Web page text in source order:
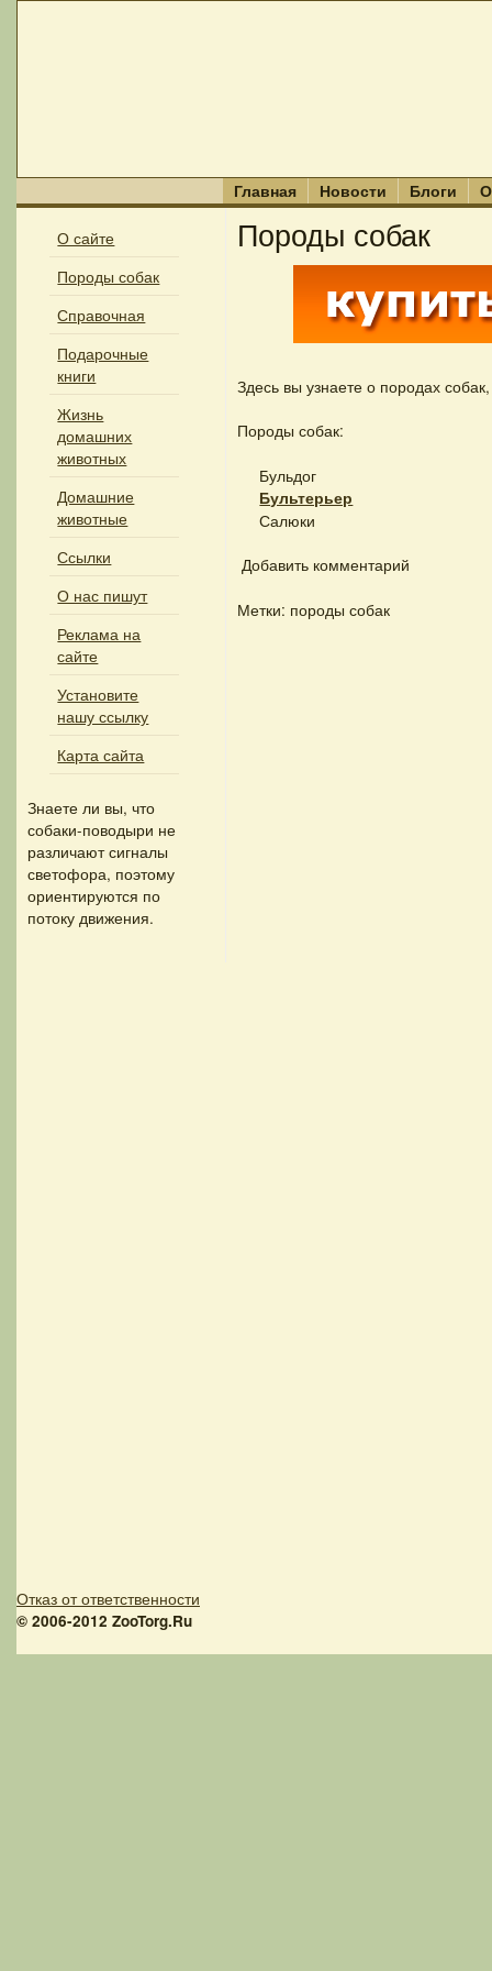
Главная Новости Блоги
О сайте
Породы собак
Справочная
Подарочные
книги
Жизнь
домашних
животных
Домашние
животные
Ссылки
О нас пишут
Реклама на
сайте
Установите
нашу ссылку
Карта сайта
Знаете ли вы, что
собаки-поводыри не
различают сигналы
светофора, поэтому
ориентируются по
потоку движения.
Породы собак
Здесь вы узнаете о породах
Породы собак:
Бульдог
Бультерьер
Салюки
Добавить комментарий
Метки: породы собак
Отказ от ответственности
© 2006-2012 ZooTorg.Ru